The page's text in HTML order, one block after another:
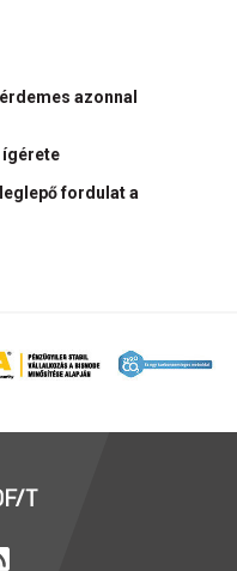
azonnal
ígérete
fordulat a